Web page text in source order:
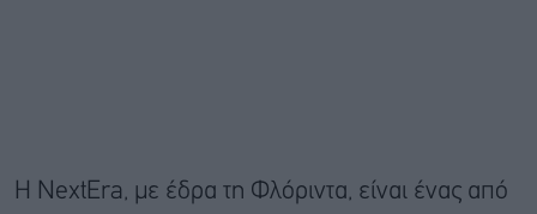
Η NextEra, με έδρα τη Φλόριντα, είναι ένας από